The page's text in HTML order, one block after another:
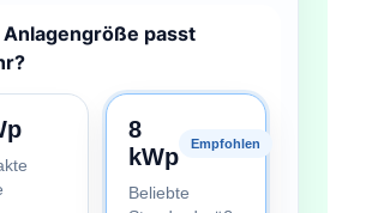
passt
8
kWp
Empfohlen
Beliebte